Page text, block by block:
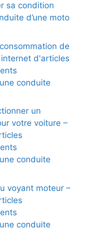
sa condition
d’une moto
de
d'articles
conduite
un
votre voiture –
conduite
voyant moteur –
conduite